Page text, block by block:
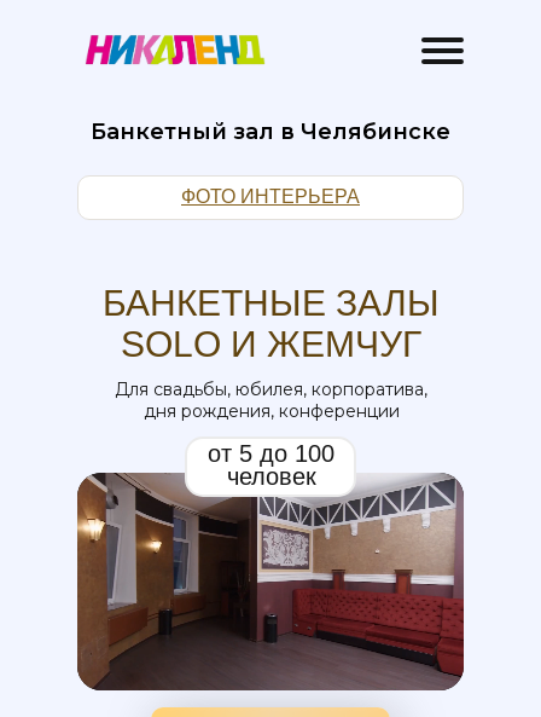
Банкетный зал в Челябинске
ФОТО ИНТЕРЬЕРА
БАНКЕТНЫЕ ЗАЛЫ
SOLO И ЖЕМЧУГ
Для свадьбы, юбилея, корпоратива,
дня рождения, конференции
от 5 до 100
человек